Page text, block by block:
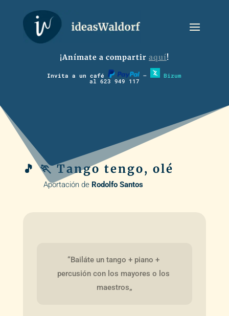
¡Anímate a compartir aquí!
Invita a un café – Bizum
al 623 949 117
🎵 🏃 Tango tengo, olé
Aportación de Rodolfo Santos
“Bailáte un tango + piano +
percusión con los mayores o los
maestros„